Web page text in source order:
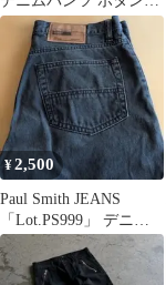
ライ インディゴS相当
¥2,500
Paul Smith JEANS
「Lot.PS999」 デニム
パンツ